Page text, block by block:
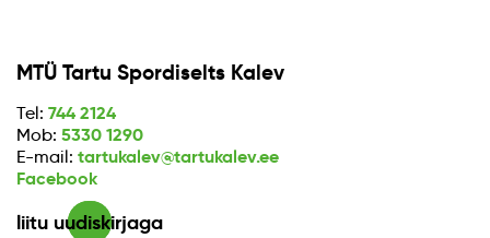
MTÜ Tartu Spordiselts Kalev
Tel: 744 2124
Mob: 5330 1290
E-mail: tartukalev@tartukalev.ee
Facebook
liitu uudiskirjaga